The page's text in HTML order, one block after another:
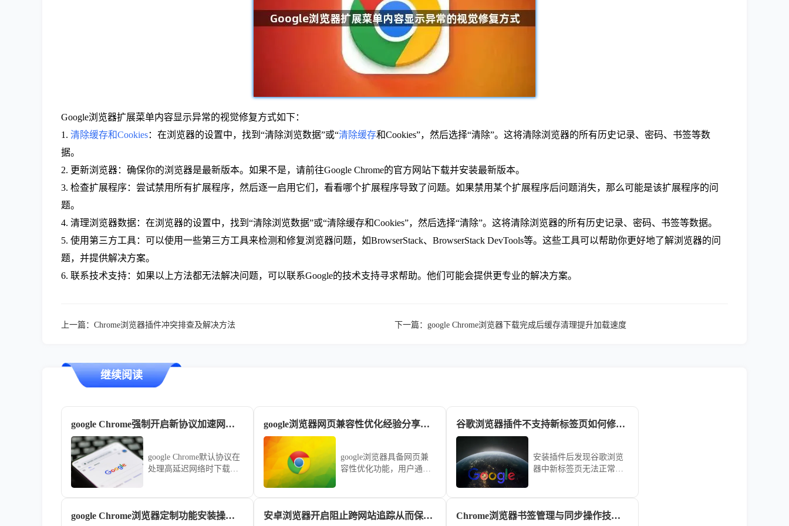
Google浏览器扩展菜单内容显示异常的视觉修复方式如下：
1. 清除缓存和Cookies：在浏览器的设置中，找到“清除浏览数据”或“清除缓存和Cookies”，然后选择“清除”。这将清除浏览器的所有历史记录、密码、书签等数
据。
2. 更新浏览器：确保你的浏览器是最新版本。如果不是，请前往Google Chrome的官方网站下载并安装最新版本。
3. 检查扩展程序：尝试禁用所有扩展程序，然后逐一启用它们，看看哪个扩展程序导致了问题。如果禁用某个扩展程序后问题消失，那么可能是该扩展程序的问
题。
4. 清理浏览器数据：在浏览器的设置中，找到“清除浏览数据”或“清除缓存和Cookies”，然后选择“清除”。这将清除浏览器的所有历史记录、密码、书签等数据。
5. 使用第三方工具：可以使用一些第三方工具来检测和修复浏览器问题，如BrowserStack、BrowserStack DevTools等。这些工具可以帮助你更好地了解浏览器的问
题，并提供解决方案。
6. 联系技术支持：如果以上方法都无法解决问题，可以联系Google的技术支持寻求帮助。他们可能会提供更专业的解决方案。
上一篇： Chrome浏览器插件冲突排查及解决方法 下一篇： google Chrome浏览器下载完成后缓存清理提升加载速度
继续阅读
google Chrome强制开启新协议加速网页下载
google Chrome默认协议在
处理高延迟网络时下载速
网络链路，助您在复杂网
google浏览器网页兼容性优化经验分享和操作技巧
google浏览器具备网页兼
容性优化功能，用户通过
谷歌浏览器插件不支持新标签页如何修改兼容方式
安装插件后发现谷歌浏览
器中新标签页无法正常运
置，解决插件与新标签页
google Chrome浏览器定制功能安装操作全流程 安卓浏览器开启阻止跨网站追踪从而保护手机上网隐私安全 Chrome浏览器书签管理与同步操作技巧教程